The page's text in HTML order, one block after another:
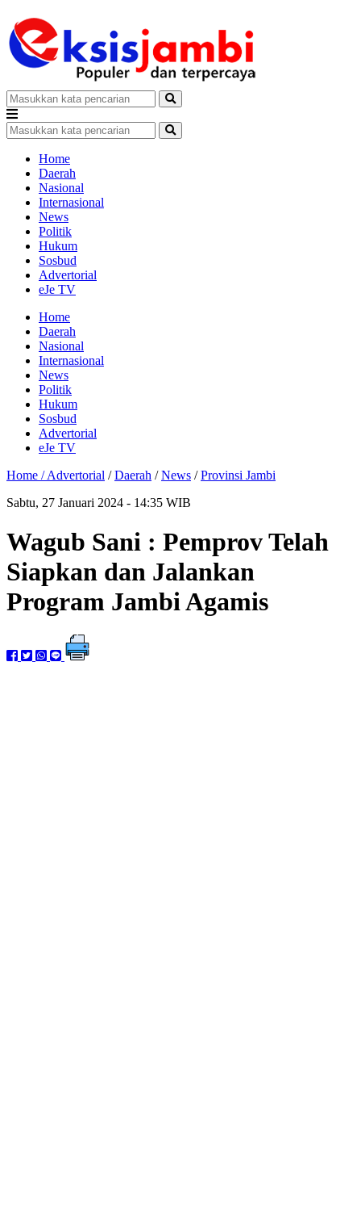
Home
Daerah
Nasional
Internasional
News
Politik
Hukum
Sosbud
Advertorial
eJe TV
Home
Daerah
Nasional
Internasional
News
Politik
Hukum
Sosbud
Advertorial
eJe TV
Home /Advertorial /Daerah /News /Provinsi Jambi
Sabtu, 27 Januari 2024 - 14:35 WIB
Wagub Sani : Pemprov Telah
Siapkan dan Jalankan
Program Jambi Agamis